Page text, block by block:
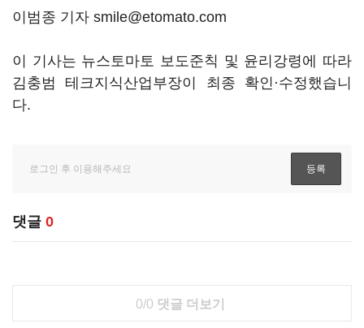
이범종 기자 smile@etomato.com
이 기사는 뉴스토마토 보도준칙 및 윤리강령에 따라
김충범 테크지식산업부장이 최종 확인·수정했습니
다.
댓글 0
0/0 댓글 더보기